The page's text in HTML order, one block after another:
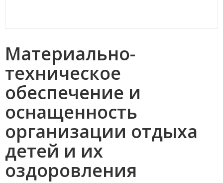
Материально-
техническое
обеспечение и
оснащенность
организации отдыха
детей и их
оздоровления